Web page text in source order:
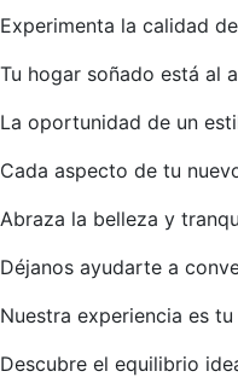
Experimenta la calidad
Tu hogar soñado está al
La oportunidad de un
Cada aspecto de tu
Abraza la belleza y
Déjanos ayudarte a
Nuestra experiencia es
Descubre el equilibrio